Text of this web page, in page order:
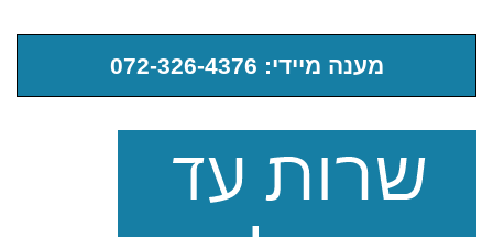
מענה מיידי: 072-326-4376